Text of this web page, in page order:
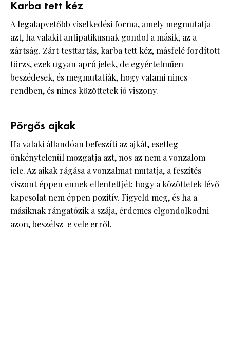
Karba tett kéz
A legalapvetőbb viselkedési forma, amely megmutatja
azt, ha valakit antipatikusnak gondol a másik, az a
zártság. Zárt testtartás, karba tett kéz, másfelé fordított
törzs, ezek ugyan apró jelek, de egyértelműen
beszédesek, és megmutatják, hogy valami nincs
rendben, és nincs közöttetek jó viszony.
Pörgős ajkak
Ha valaki állandóan befeszíti az ajkát, esetleg
önkénytelenül mozgatja azt, nos az nem a vonzalom
jele. Az ajkak rágása a vonzalmat mutatja, a feszítés
viszont éppen ennek ellentettjét: hogy a közöttetek lévő
kapcsolat nem éppen pozitív. Figyeld meg, és ha a
másiknak rángatózik a szája, érdemes elgondolkodni
azon, beszélsz-e vele erről.